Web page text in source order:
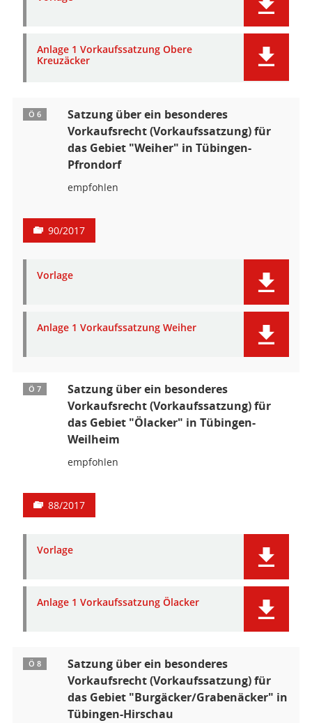
Anlage 1 Vorkaufssatzung Obere
Kreuzäcker
Ö 6
Satzung über ein besonderes
Vorkaufsrecht (Vorkaufssatzung) für
das Gebiet "Weiher" in Tübingen-
Pfrondorf
empfohlen
90/2017
Vorlage
Anlage 1 Vorkaufssatzung Weiher
Ö 7
Satzung über ein besonderes
Vorkaufsrecht (Vorkaufssatzung) für
das Gebiet "Ölacker" in Tübingen-
Weilheim
empfohlen
88/2017
Vorlage
Anlage 1 Vorkaufssatzung Ölacker
Ö 8
Satzung über ein besonderes
Vorkaufsrecht (Vorkaufssatzung) für
das Gebiet "Burgäcker/Grabenäcker" in
Tübingen-Hirschau